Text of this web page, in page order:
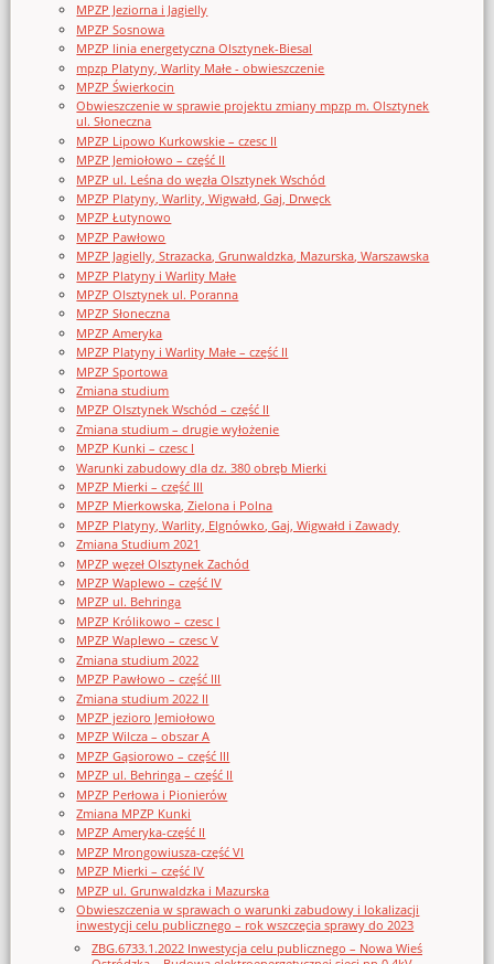
MPZP Jeziorna i Jagielly
MPZP Sosnowa
MPZP linia energetyczna Olsztynek-Biesal
mpzp Platyny, Warlity Małe - obwieszczenie
MPZP Świerkocin
Obwieszczenie w sprawie projektu zmiany mpzp m. Olsztynek
ul. Słoneczna
MPZP Lipowo Kurkowskie – czesc II
MPZP Jemiołowo – część II
MPZP ul. Leśna do węzła Olsztynek Wschód
MPZP Platyny, Warlity, Wigwałd, Gaj, Drwęck
MPZP Łutynowo
MPZP Pawłowo
MPZP Jagielly, Strazacka, Grunwaldzka, Mazurska, Warszawska
MPZP Platyny i Warlity Małe
MPZP Olsztynek ul. Poranna
MPZP Słoneczna
MPZP Ameryka
MPZP Platyny i Warlity Małe – część II
MPZP Sportowa
Zmiana studium
MPZP Olsztynek Wschód – część II
Zmiana studium – drugie wyłożenie
MPZP Kunki – czesc I
Warunki zabudowy dla dz. 380 obręb Mierki
MPZP Mierki – część III
MPZP Mierkowska, Zielona i Polna
MPZP Platyny, Warlity, Elgnówko, Gaj, Wigwałd i Zawady
Zmiana Studium 2021
MPZP węzeł Olsztynek Zachód
MPZP Waplewo – część IV
MPZP ul. Behringa
MPZP Królikowo – czesc I
MPZP Waplewo – czesc V
Zmiana studium 2022
MPZP Pawłowo – część III
Zmiana studium 2022 II
MPZP jezioro Jemiołowo
MPZP Wilcza – obszar A
MPZP Gąsiorowo – część III
MPZP ul. Behringa – część II
MPZP Perłowa i Pionierów
Zmiana MPZP Kunki
MPZP Ameryka-część II
MPZP Mrongowiusza-część VI
MPZP Mierki – część IV
MPZP ul. Grunwaldzka i Mazurska
Obwieszczenia w sprawach o warunki zabudowy i lokalizacji
inwestycji celu publicznego – rok wszczęcia sprawy do 2023
ZBG.6733.1.2022 Inwestycja celu publicznego – Nowa Wieś